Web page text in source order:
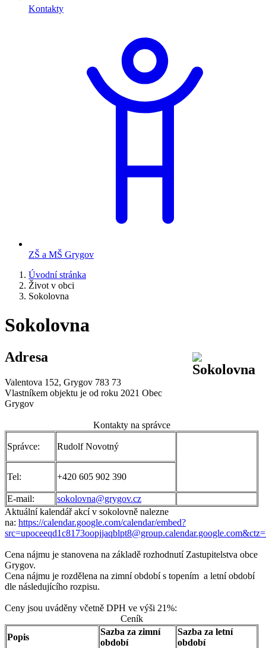
Kontakty
ZŠ a MŠ Grygov
Úvodní stránka
Život v obci
Sokolovna
Sokolovna
Adresa
Valentova 152, Grygov 783 73
Vlastníkem objektu je od roku 2021 Obec
Grygov
Kontakty na správce
Správce: Rudolf Novotný
Tel: +420 605 902 390
E-mail:
sokolovna@grygov.cz
Aktuální kalendář akcí v sokolovně nalezne
na: https://calendar.google.com/calendar/embed?
Cena nájmu je stanovena na základě rozhodnutí Zastupitelstva obce
Grygov.
Cena nájmu je rozdělena na zimní období s topením a letní období
dle následujícího rozpisu.
Ceny jsou uváděny včetně DPH ve výši 21%:
Ceník
Popis
Sazba za zimní
období
Sazba za letní
období